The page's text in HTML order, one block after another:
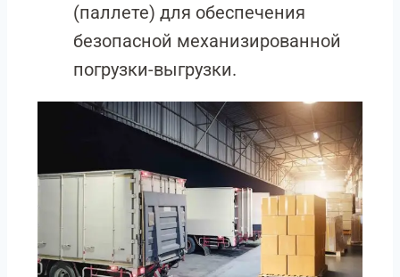
(паллете) для обеспечения
безопасной механизированной
погрузки-выгрузки.